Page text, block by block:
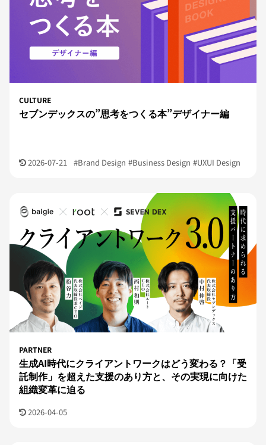
CULTURE
セブンデックスの”思考をつくる本”デザイナー編
2026-07-21 #Brand Design #Business Design #UXUI Design
PARTNER
生成AI時代にクライアントワークはどう変わる？「受
託制作」を超えた支援のあり方と、その実現に向けた
組織変革に迫る
2026-04-05